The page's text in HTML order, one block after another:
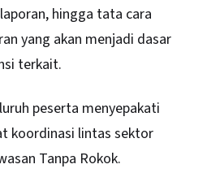
hingga tata cara
yang akan menjadi dasar
terkait.
peserta menyepakati
koordinasi lintas sektor
Tanpa Rokok.